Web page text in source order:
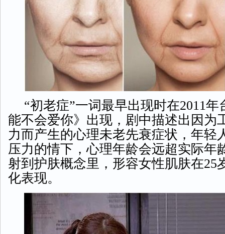
“初老症”一词最早出现时在2011
能不会爱你》出现，剧中描述出因为
力而产生的心理未老先衰症状，年轻
压力的情下，心理年龄会远超实际年
射到护肤概念里，形容女性肌肤在25
化表现。